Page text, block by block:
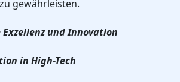
gewährleisten.
Exzellenz und Innovation
in High-Tech